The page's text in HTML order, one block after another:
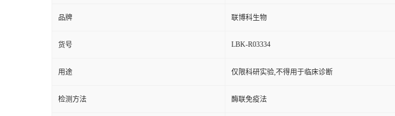
品牌 联博科生物
货号 LBK-R03334
用途 仅限科研实验,不得用于临床诊断
检测方法 酶联免疫法